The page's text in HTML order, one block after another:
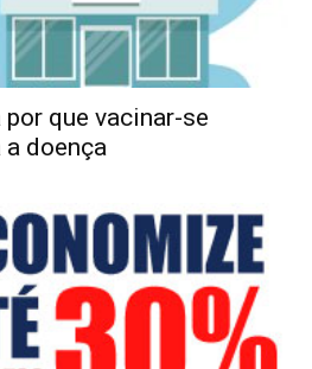
que vacinar-se
doença